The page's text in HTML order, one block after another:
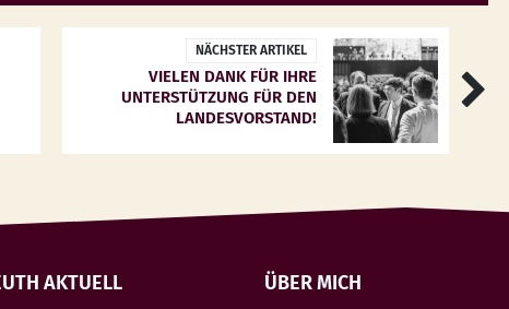
NÄCHSTER ARTIKEL
VIELEN DANK FÜR IHRE
UNTERSTÜTZUNG FÜR DEN
LANDESVORSTAND!
AKTUELL ÜBER MICH